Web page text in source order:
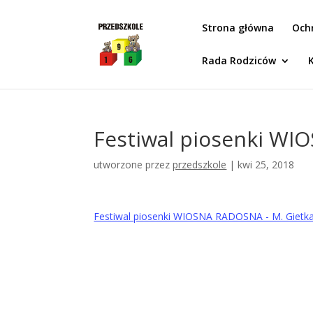
Strona główna
Rada Rodziców
Festiwal piosenki
utworzone przezprzedszkole |kwi 25, 2018
Festiwal piosenki WIOSNA RADOSNA - M. Gietka